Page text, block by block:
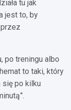
tu jak
jest to, by
po treningu albo
to taki, który
się po kilku